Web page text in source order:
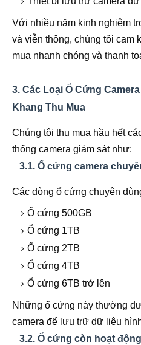
Với nhiều năm kinh nghiệm
và viễn thông, chúng tôi cam
mua nhanh chóng và thanh
3. Các Loại Ổ Cứng
Khang Thu Mua
Chúng tôi thu mua hầu hết
thống camera giám sát như:
3.1. Ổ cứng camera
Các dòng ổ cứng chuyên
Ổ cứng 500GB
Ổ cứng 1TB
Ổ cứng 2TB
Ổ cứng 4TB
Ổ cứng 6TB trở lên
Những ổ cứng này thường
camera để lưu trữ dữ liệu
3.2. Ổ cứng còn hoạt